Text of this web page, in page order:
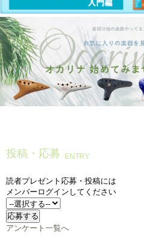
投稿・応募 ENTRY
読者プレゼント応募・投稿には
メンバーログインしてください
アンケート一覧へ